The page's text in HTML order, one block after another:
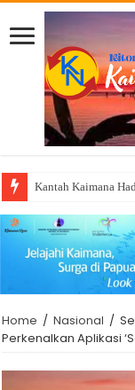
Kantah Kaimana
Home / Nasional /
Perkenalkan Aplikasi